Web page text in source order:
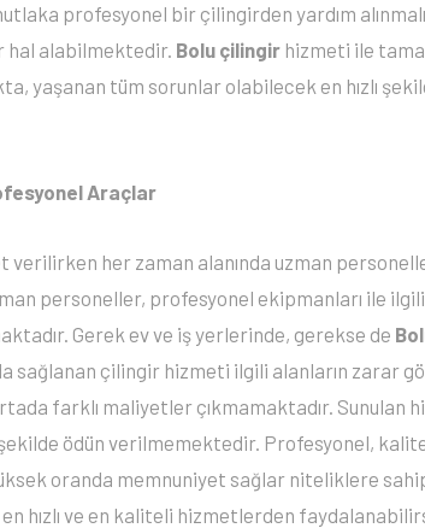
profesyonel bir çilingirden yardım
hal alabilmektedir. Bolu çilingir hizmeti ile
yaşanan tüm sorunlar olabilecek en hızlı
Araçlar
verilirken her zaman alanında uzman
personeller, profesyonel ekipmanları ile
Gerek ev ve iş yerlerinde, gerekse de
sağlanan çilingir hizmeti ilgili alanların zarar
farklı maliyetler çıkmamaktadır. Sunulan
ödün verilmemektedir. Profesyonel,
oranda memnuniyet sağlar niteliklere
hızlı ve en kaliteli hizmetlerden